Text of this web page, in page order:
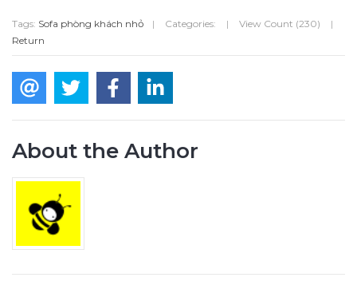
Tags: Sofa phòng khách nhỏ | Categories: | View Count (230)
|
Return
About the Author